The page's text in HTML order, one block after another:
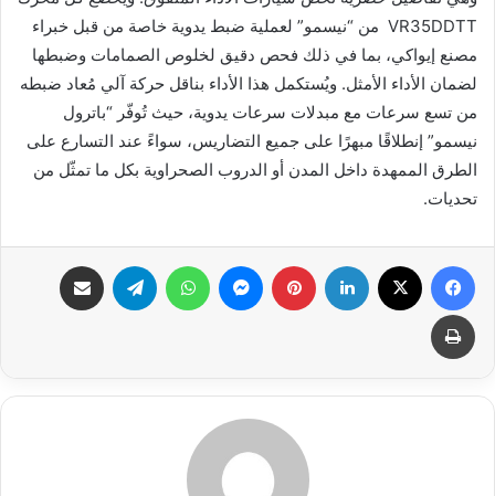
VR35DDTT من “نيسمو” لعملية ضبط يدوية خاصة من قبل خبراء
مصنع إيواكي، بما في ذلك فحص دقيق لخلوص الصمامات وضبطها
لضمان الأداء الأمثل. ويُستكمل هذا الأداء بناقل حركة آلي مُعاد ضبطه
من تسع سرعات مع مبدلات سرعات يدوية، حيث تُوفّر “باترول
نيسمو” إنطلاقًا مبهرًا على جميع التضاريس، سواءً عند التسارع على
الطرق الممهدة داخل المدن أو الدروب الصحراوية بكل ما تمثّل من
تحديات.